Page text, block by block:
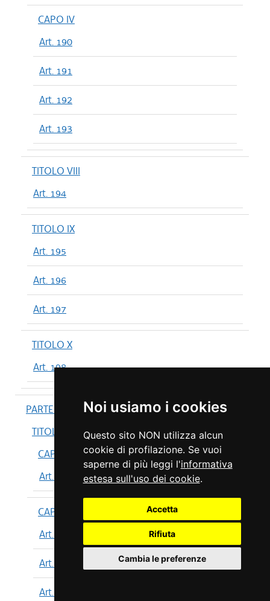
Noi usiamo i cookies
Questo sito NON utilizza alcun
cookie di profilazione. Se vuoi
saperne di più leggi l'informativa
estesa sull'uso dei cookie.
Accetta
Rifiuta
Cambia le preferenze
CAPO IV
Art. 190
Art. 191
Art. 192
Art. 193
TITOLO VIII
Art. 194
TITOLO IX
Art. 195
Art. 196
Art. 197
TITOLO X
Art. 198
PARTE IV
TITOLO I
CAPO I
Art. 199
CAPO II
Art. 200
Art. 201
Art. 202